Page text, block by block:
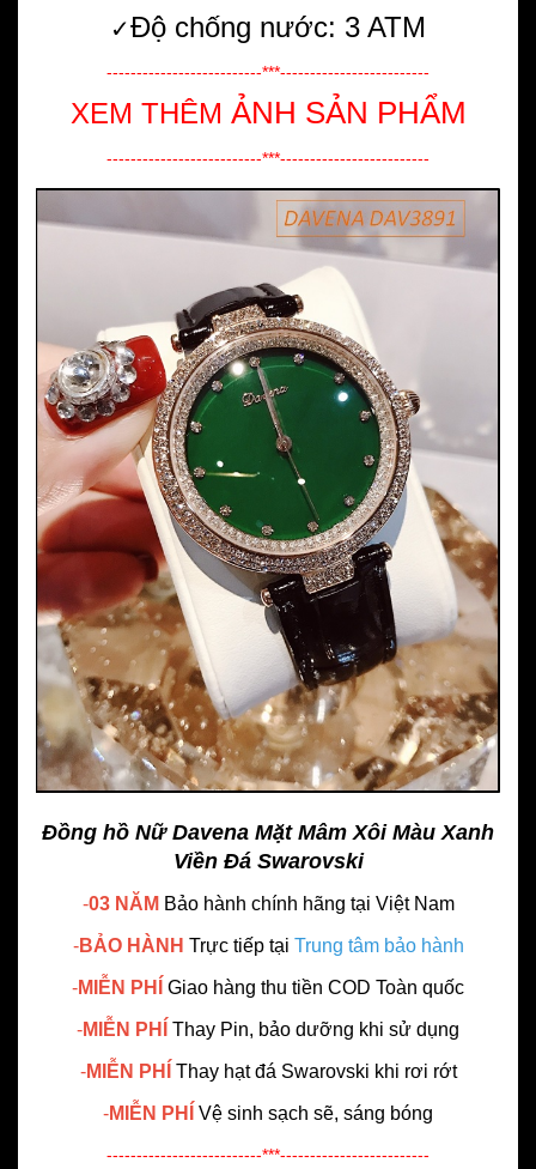
✓Độ chống nước: 3 ATM
--------------------------***-------------------------
XEM THÊM ẢNH SẢN PHẨM
--------------------------***-------------------------
Đồng hồ Nữ Davena Mặt Mâm Xôi Màu Xanh
Viền Đá Swarovski
-03 NĂM Bảo hành chính hãng tại Việt Nam
-BẢO HÀNH Trực tiếp tại Trung tâm bảo hành
-MIỄN PHÍ Giao hàng thu tiền COD Toàn quốc
-MIỄN PHÍ Thay Pin, bảo dưỡng khi sử dụng
-MIỄN PHÍ Thay hạt đá Swarovski khi rơi rớt
-MIỄN PHÍ Vệ sinh sạch sẽ, sáng bóng
--------------------------***-------------------------